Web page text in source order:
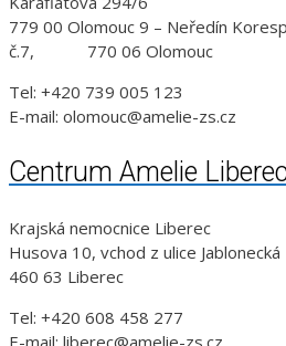
779 00 Olomouc 9 – Neředín
č.7, 770 06 Olomouc
Tel: +420 739 005 123
E-mail: olomouc@amelie-zs.cz
Centrum Amelie Liberec
Krajská nemocnice Liberec
Husova 10, vchod z ulice Jablonecká
460 63 Liberec
Tel: +420 608 458 277
E-mail: liberec@amelie-zs.cz